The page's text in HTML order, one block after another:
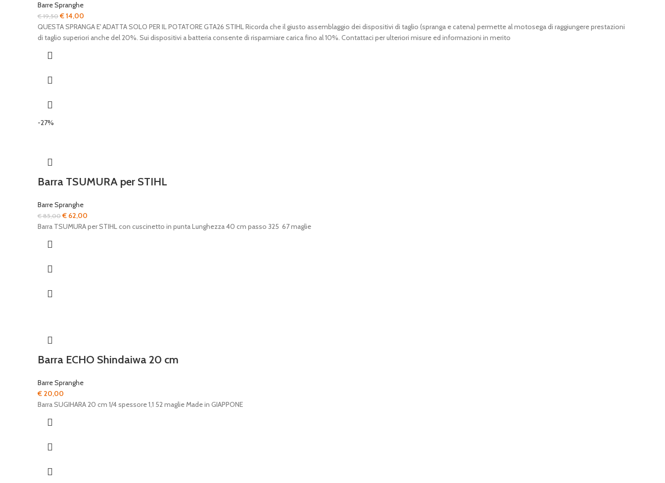
Barre Spranghe
€19,50Il
prezzo
originale
€14,00
prezzo
attuale
QUESTA SPRANGA E' ADATTA SOLO PER IL POTATORE GTA26 STIHL Ricorda che il giusto assemblaggio dei dispositivi di taglio (spranga e catena) permette al motosega di raggiungere prestazioni
di taglio superiori anche del 20%. Sui dispositivi a batteria consente di risparmiare carica fino al 10%. Contattaci per ulteriori misure ed informazioni in merito
-27%
Barra TSUMURA per STIHL
Barre Spranghe
€85,00Il
prezzo
€ 62,00
prezzo
Barra TSUMURA per STIHL con cuscinetto in punta Lunghezza 40 cm passo 325 67 maglie
Barra ECHO Shindaiwa 20 cm
Barre Spranghe
€ 20,00
Barra SUGIHARA 20 cm 1/4 spessore 1,1 52 maglie Made in GIAPPONE